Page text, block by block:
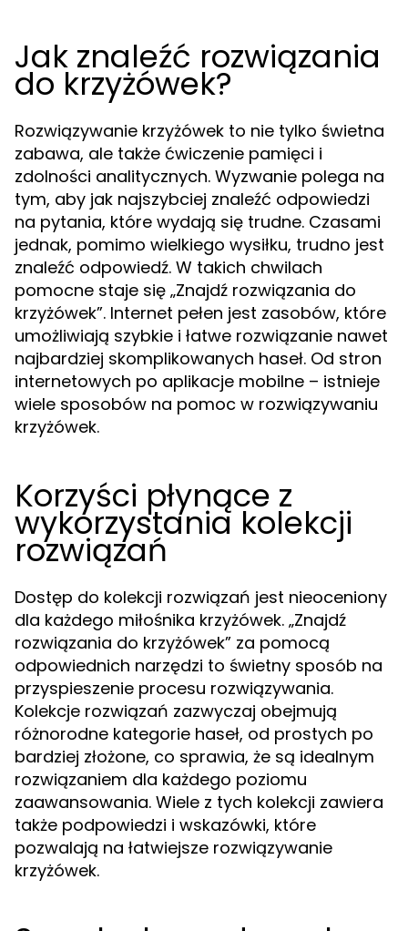
Jak znaleźć rozwiązania
do krzyżówek?
Rozwiązywanie krzyżówek to nie tylko świetna
zabawa, ale także ćwiczenie pamięci i
zdolności analitycznych. Wyzwanie polega na
tym, aby jak najszybciej znaleźć odpowiedzi
na pytania, które wydają się trudne. Czasami
jednak, pomimo wielkiego wysiłku, trudno jest
znaleźć odpowiedź. W takich chwilach
pomocne staje się „Znajdź rozwiązania do
krzyżówek”. Internet pełen jest zasobów, które
umożliwiają szybkie i łatwe rozwiązanie nawet
najbardziej skomplikowanych haseł. Od stron
internetowych po aplikacje mobilne – istnieje
wiele sposobów na pomoc w rozwiązywaniu
krzyżówek.
Korzyści płynące z
wykorzystania kolekcji
rozwiązań
Dostęp do kolekcji rozwiązań jest nieoceniony
dla każdego miłośnika krzyżówek. „Znajdź
rozwiązania do krzyżówek” za pomocą
odpowiednich narzędzi to świetny sposób na
przyspieszenie procesu rozwiązywania.
Kolekcje rozwiązań zazwyczaj obejmują
różnorodne kategorie haseł, od prostych po
bardziej złożone, co sprawia, że są idealnym
rozwiązaniem dla każdego poziomu
zaawansowania. Wiele z tych kolekcji zawiera
także podpowiedzi i wskazówki, które
pozwalają na łatwiejsze rozwiązywanie
krzyżówek.